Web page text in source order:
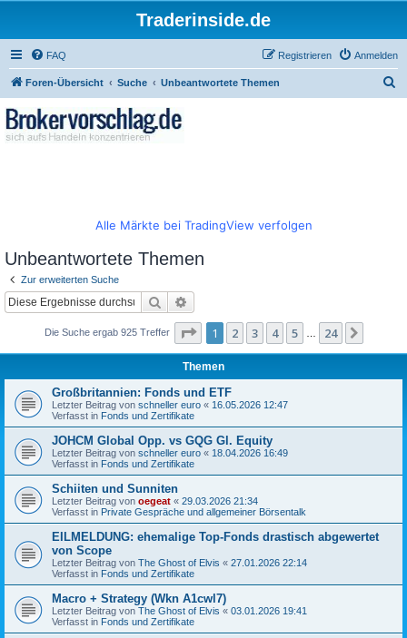
Traderinside.de
FAQ Anmelden
Registrieren
Foren-Übersicht Suche Unbeantwortete Themen
Alle Märkte bei TradingView verfolgen
Unbeantwortete Themen
Zur erweiterten Suche
Suche
Die Suche ergab 925 Treffer Seite 1von 24
1 2 3 4 5 24
Themen
Großbritannien: Fonds und ETF
Letzter Beitrag von schneller euro « 16.05.2026 12:47
Verfasst in Fonds und Zertifikate
JOHCM Global Opp. vs GQG Gl. Equity
Letzter Beitrag von schneller euro « 18.04.2026 16:49
Verfasst in Fonds und Zertifikate
Schiiten und Sunniten
Letzter Beitrag von oegeat « 29.03.2026 21:34
Verfasst in Private Gespräche und allgemeiner Börsentalk
EILMELDUNG: ehemalige Top-Fonds drastisch abgewertet
von Scope
Letzter Beitrag von The Ghost of Elvis « 27.01.2026 22:14
Verfasst in Fonds und Zertifikate
Macro + Strategy (Wkn A1cwl7)
Letzter Beitrag von The Ghost of Elvis « 03.01.2026 19:41
Verfasst in Fonds und Zertifikate